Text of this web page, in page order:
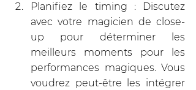
Planifiez le timing : Discutez
avec votre magicien de close-
up pour déterminer les
meilleurs moments pour les
performances magiques. Vous
voudrez peut-être les intégrer